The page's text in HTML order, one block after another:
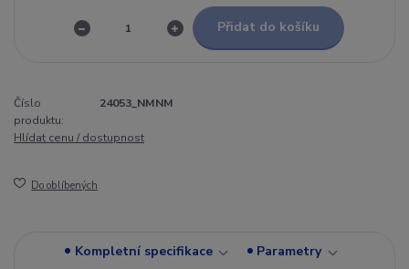
Přidat do košíku
Číslo
produktu:
24053_NMNM
Hlídat cenu / dostupnost
Do oblíbených
Kompletní specifikace
Parametry